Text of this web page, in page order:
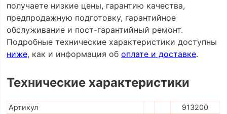
получаете низкие цены, гарантию качества,
предпродажную подготовку, гарантийное
обслуживание и пост-гарантийный ремонт.
Подробные технические характеристики доступны
ниже, как и информация об оплате и доставке.
Технические характеристики
Артикул
913200